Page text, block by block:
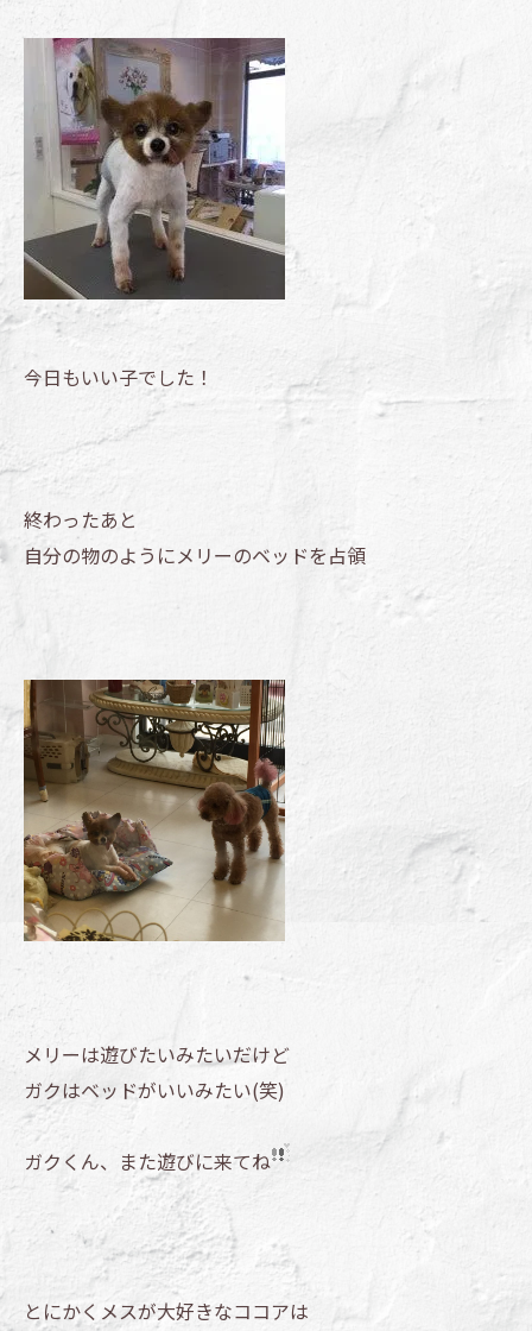
今日もいい子でした！
終わったあと
自分の物のようにメリーのベッドを占領
メリーは遊びたいみたいだけど
ガクはベッドがいいみたい(笑)
ガクくん、また遊びに来てね
とにかくメスが大好きなココアは